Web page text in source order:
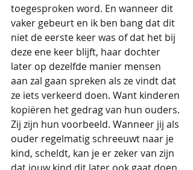
toegesproken word. En wanneer dit
vaker gebeurt en ik ben bang dat dit
niet de eerste keer was of dat het bij
deze ene keer blijft, haar dochter
later op dezelfde manier mensen
aan zal gaan spreken als ze vindt dat
ze iets verkeerd doen. Want kinderen
kopiëren het gedrag van hun ouders.
Zij zijn hun voorbeeld. Wanneer jij als
ouder regelmatig schreeuwt naar je
kind, scheldt, kan je er zeker van zijn